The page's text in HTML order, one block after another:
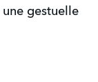
gestuelle